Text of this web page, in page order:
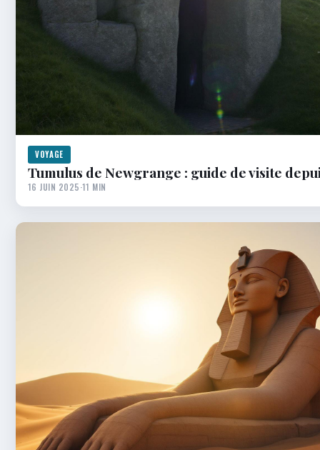
VOYAGE
Tumulus de Newgrange : guide de visite
16 JUIN 2025·11 MIN